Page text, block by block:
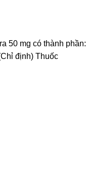
50 mg có thành phần:
định) Thuốc